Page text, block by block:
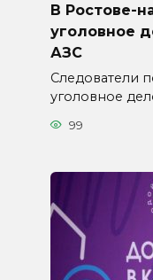
В Ростове-
уголовное
АЗС
Следователи
уголовное
99